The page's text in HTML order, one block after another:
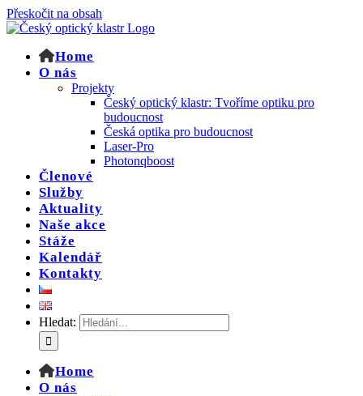
Přeskočit na obsah
Home
O nás
Projekty
Český optický klastr: Tvoříme optiku pro
budoucnost
Česká optika pro budoucnost
Laser-Pro
Photonqboost
Členové
Služby
Aktuality
Naše akce
Stáže
Kalendář
Kontakty
Hledat:
Home
O nás